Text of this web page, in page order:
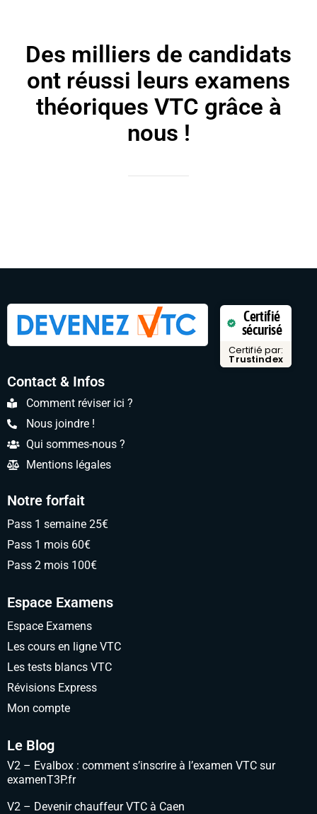
Des milliers de candidats
ont réussi leurs examens
théoriques VTC grâce à
nous !
Certifié
sécurisé
Certifié par:
Trustindex
Contact & Infos
Comment réviser ici ?
Nous joindre !
Qui sommes-nous ?
Mentions légales
Notre forfait
Pass 1 semaine 25€
Pass 1 mois 60€
Pass 2 mois 100€
Espace Examens
Espace Examens
Les cours en ligne VTC
Les tests blancs VTC
Révisions Express
Mon compte
Le Blog
V2 – Evalbox : comment s’inscrire à l’examen VTC sur
examenT3P.fr
V2 – Devenir chauffeur VTC à Caen